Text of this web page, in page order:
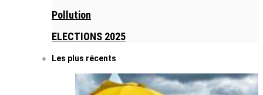
Pollution
ELECTIONS 2025
Les plus récents